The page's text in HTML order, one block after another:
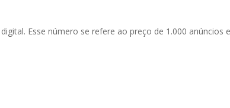
Esse número se refere ao preço de 1.000 anúncios